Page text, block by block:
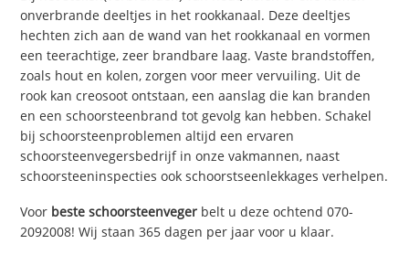
onverbrande deeltjes in het rookkanaal. Deze deeltjes
hechten zich aan de wand van het rookkanaal en vormen
een teerachtige, zeer brandbare laag. Vaste brandstoffen,
zoals hout en kolen, zorgen voor meer vervuiling. Uit de
rook kan creosoot ontstaan, een aanslag die kan branden
en een schoorsteenbrand tot gevolg kan hebben. Schakel
bij schoorsteenproblemen altijd een ervaren
schoorsteenvegersbedrijf in onze vakmannen, naast
schoorsteeninspecties ook schoorstseenlekkages verhelpen.
Voor beste schoorsteenveger belt u deze ochtend 070-
2092008! Wij staan 365 dagen per jaar voor u klaar.